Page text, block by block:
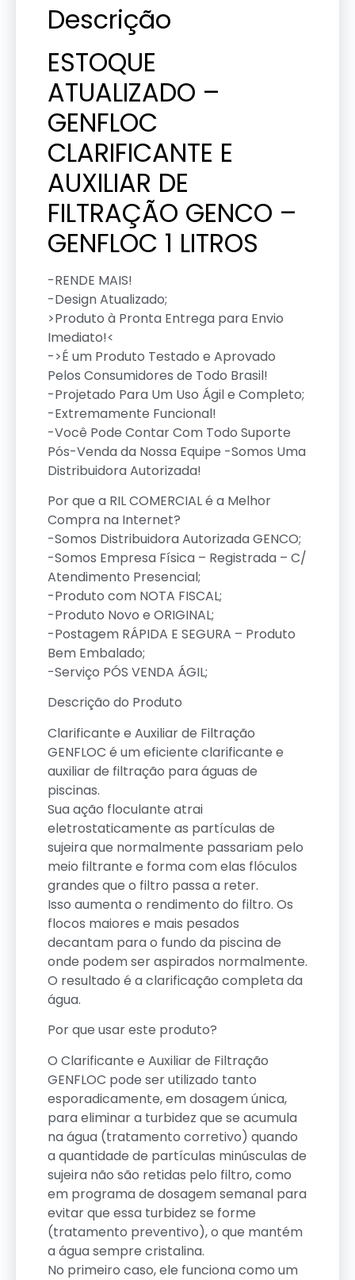
Descrição
ESTOQUE
ATUALIZADO –
GENFLOC
CLARIFICANTE E
AUXILIAR DE
FILTRAÇÃO GENCO –
GENFLOC 1 LITROS
-RENDE MAIS!
-Design Atualizado;
>Produto à Pronta Entrega para Envio
Imediato!<
->É um Produto Testado e Aprovado
Pelos Consumidores de Todo Brasil!
-Projetado Para Um Uso Ágil e Completo;
-Extremamente Funcional!
-Você Pode Contar Com Todo Suporte
Pós-Venda da Nossa Equipe -Somos Uma
Distribuidora Autorizada!
Por que a RIL COMERCIAL é a Melhor
Compra na Internet?
-Somos Distribuidora Autorizada GENCO;
-Somos Empresa Física – Registrada – C/
Atendimento Presencial;
-Produto com NOTA FISCAL;
-Produto Novo e ORIGINAL;
-Postagem RÁPIDA E SEGURA – Produto
Bem Embalado;
-Serviço PÓS VENDA ÁGIL;
Descrição do Produto
Clarificante e Auxiliar de Filtração
GENFLOC é um eficiente clarificante e
auxiliar de filtração para águas de
piscinas.
Sua ação floculante atrai
eletrostaticamente as partículas de
sujeira que normalmente passariam pelo
meio filtrante e forma com elas flóculos
grandes que o filtro passa a reter.
Isso aumenta o rendimento do filtro. Os
flocos maiores e mais pesados
decantam para o fundo da piscina de
onde podem ser aspirados normalmente.
O resultado é a clarificação completa da
água.
Por que usar este produto?
O Clarificante e Auxiliar de Filtração
GENFLOC pode ser utilizado tanto
esporadicamente, em dosagem única,
para eliminar a turbidez que se acumula
na água (tratamento corretivo) quando
a quantidade de partículas minúsculas de
sujeira não são retidas pelo filtro, como
em programa de dosagem semanal para
evitar que essa turbidez se forme
(tratamento preventivo), o que mantém
a água sempre cristalina.
No primeiro caso, ele funciona como um